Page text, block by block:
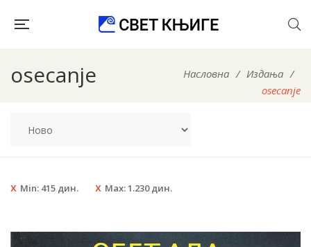
osecanje Насловна / Издања /
osecanje
Min: 415 дин. Max:1.230дин.